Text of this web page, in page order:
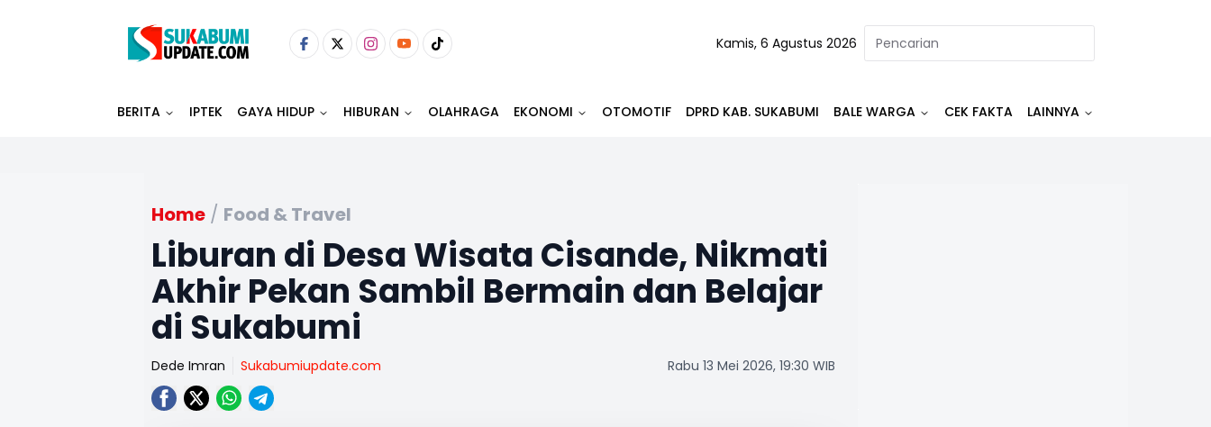
Kamis, 6 Agustus 2026
BERITA IPTEK GAYA HIDUP HIBURAN OLAHRAGA EKONOMI OTOMOTIF DPRD KAB. SUKABUMI BALE WARGA CEK FAKTA LAINNYA
Home / Food & Travel
Liburan di Desa Wisata Cisande, Nikmati
Akhir Pekan Sambil Bermain dan Belajar
di Sukabumi
Dede Imran Sukabumiupdate.com Rabu 13 Mei 2026, 19:30 WIB